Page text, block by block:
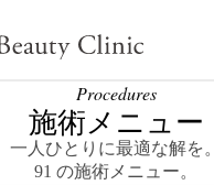
Procedures
施術メニュー
一人ひとりに最適な解を。
91 の施術メニュー。